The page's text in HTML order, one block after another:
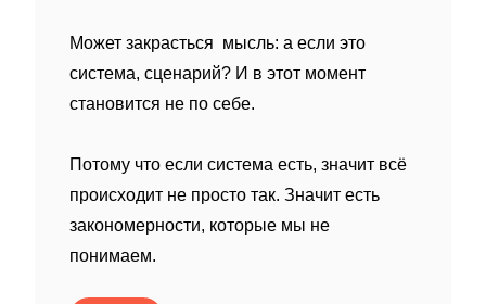
Может закрасться мысль: а если это
система, сценарий? И в этот момент
становится не по себе.
Потому что если система есть, значит всё
происходит не просто так. Значит есть
закономерности, которые мы не
понимаем.